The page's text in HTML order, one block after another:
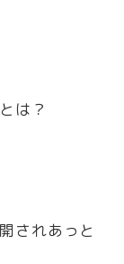
は？
されあっと